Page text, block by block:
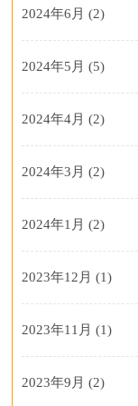
2024年6月 (2)
2024年5月 (5)
2024年4月 (2)
2024年3月 (2)
2024年1月 (2)
2023年12月 (1)
2023年11月 (1)
2023年9月 (2)